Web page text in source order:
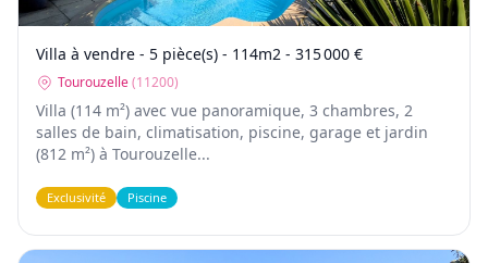
Villa à vendre - 5 pièce(s) - 114m2 - 315 000 €
Tourouzelle(11200)
Villa (114 m²) avec vue panoramique, 3 chambres, 2
salles de bain, climatisation, piscine, garage et jardin
(812 m²) à Tourouzelle...
Exclusivité Piscine